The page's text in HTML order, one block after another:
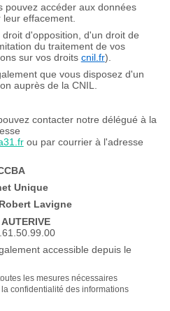
pouvez accéder aux données
effacement.
d'opposition, d'un droit de
du traitement de vos
sur vos droits cnil.fr).
que vous disposez d'un
auprès de la CNIL.
contacter notre délégué à la
ou par courrier à l'adresse
Unique
Lavigne
accessible depuis le
les mesures nécessaires
confidentialité des informations